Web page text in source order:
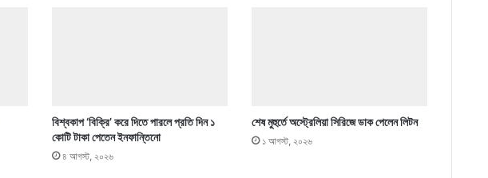
বিশ্বকাপ ‘বিক্রি’ করে দিতে পারলে প্রতি দিন ১
কোটি টাকা পেতেন ইনফান্তিনো
৪ আগস্ট, ২০২৬
শেষ মুহুর্তে অস্ট্রেলিয়া সিরিজে ডাক পেলেন লিটন
১ আগস্ট, ২০২৬